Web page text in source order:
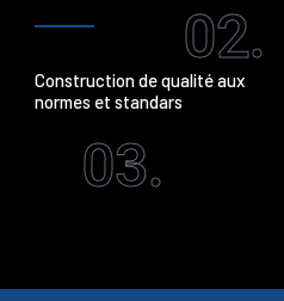
02.
Construction de qualité aux
normes et standars
03.